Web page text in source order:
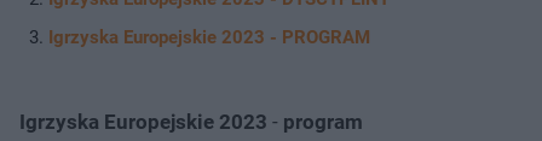
Igrzyska Europejskie 2023 - PROGRAM
Igrzyska Europejskie 2023 - program